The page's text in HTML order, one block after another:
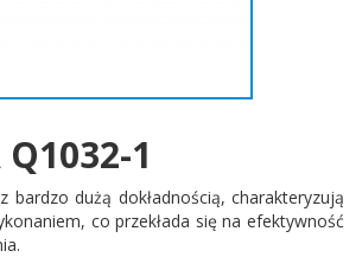
1
bardzo dużą dokładnością, charakteryzują
co przekłada się na efektywność